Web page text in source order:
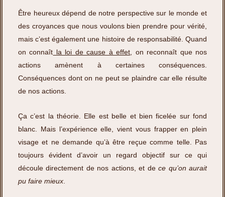
Être heureux dépend de notre perspective sur le monde et
des croyances que nous voulons bien prendre pour vérité,
mais c’est également une histoire de responsabilité. Quand
on connaît la loi de cause à effet , on reconnaît que nos
actions amènent à certaines conséquences.
Conséquences dont on ne peut se plaindre car elle résulte
de nos actions.
Ça c’est la théorie. Elle est belle et bien ficelée sur fond
blanc. Mais l’expérience elle, vient vous frapper en plein
visage et ne demande qu’à être reçue comme telle. Pas
toujours évident d’avoir un regard objectif sur ce qui
découle directement de nos actions, et dece qu’on aurait
pu faire mieux.